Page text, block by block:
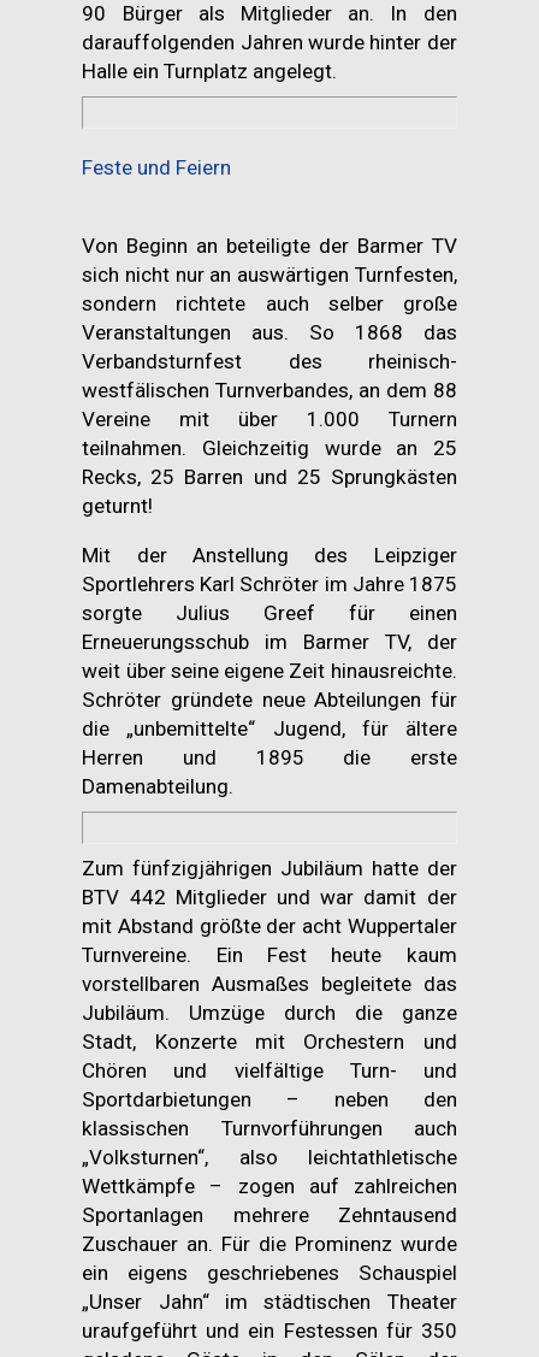
90 Bürger als Mitglieder an. In den
darauffolgenden Jahren wurde hinter der
Halle ein Turnplatz angelegt.
Feste und Feiern
Von Beginn an beteiligte der Barmer TV
sich nicht nur an auswärtigen Turnfesten,
sondern richtete auch selber große
Veranstaltungen aus. So 1868 das
Verbandsturnfest des rheinisch-
westfälischen Turnverbandes, an dem 88
Vereine mit über 1.000 Turnern
teilnahmen. Gleichzeitig wurde an 25
Recks, 25 Barren und 25 Sprungkästen
geturnt!
Mit der Anstellung des Leipziger
Sportlehrers Karl Schröter im Jahre 1875
sorgte Julius Greef für einen
Erneuerungsschub im Barmer TV, der
weit über seine eigene Zeit hinausreichte.
Schröter gründete neue Abteilungen für
die „unbemittelte“ Jugend, für ältere
Herren und 1895 die erste
Damenabteilung.
Zum fünfzigjährigen Jubiläum hatte der
BTV 442 Mitglieder und war damit der
mit Abstand größte der acht Wuppertaler
Turnvereine. Ein Fest heute kaum
vorstellbaren Ausmaßes begleitete das
Jubiläum. Umzüge durch die ganze
Stadt, Konzerte mit Orchestern und
Chören und vielfältige Turn- und
Sportdarbietungen – neben den
klassischen Turnvorführungen auch
„Volksturnen“, also leichtathletische
Wettkämpfe – zogen auf zahlreichen
Sportanlagen mehrere Zehntausend
Zuschauer an. Für die Prominenz wurde
ein eigens geschriebenes Schauspiel
„Unser Jahn“ im städtischen Theater
uraufgeführt und ein Festessen für 350